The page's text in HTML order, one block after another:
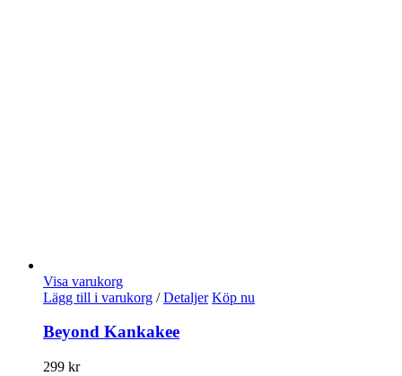
Visa varukorg
Lägg till i varukorg / Detaljer Köp nu
Beyond Kankakee
299 kr